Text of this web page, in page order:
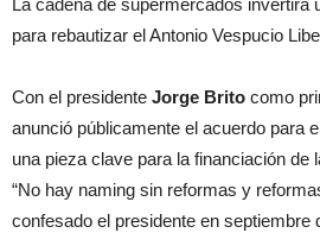
La cadena de supermercados invertirá
para rebautizar el Antonio Vespucio
Con el presidente Jorge Brito como
anunció públicamente el acuerdo para
una pieza clave para la financiación de
“No hay naming sin reformas y
confesado el presidente en septiembre